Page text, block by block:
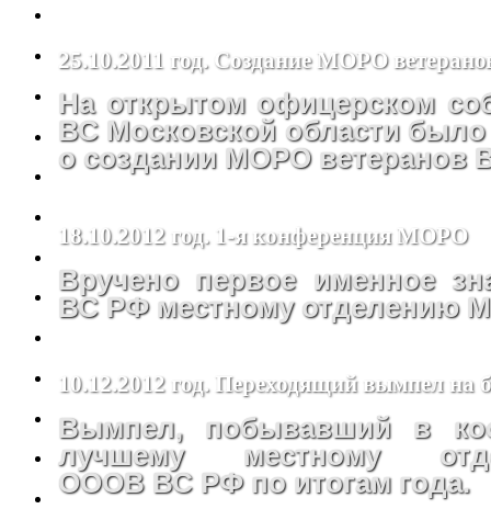
25.10.2011 год. Создание МОРО
На открытом офицерском
ВС Московской области
о создании МОРО ветеранов
18.10.2012 год. 1-я конференция МОРО
Вручено первое именное
ВС РФ местному отделению
10.12.2012 год. Переходящий вымпел
Вымпел, побывавший в
лучшему местному
ОООВ ВС РФ по итогам года.